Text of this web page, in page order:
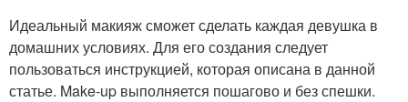
Идеальный макияж сможет сделать каждая девушка в
домашних условиях. Для его создания следует
пользоваться инструкцией, которая описана в данной
статье. Make-up выполняется пошагово и без спешки.